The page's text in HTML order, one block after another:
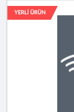
YERLİ ÜRÜN